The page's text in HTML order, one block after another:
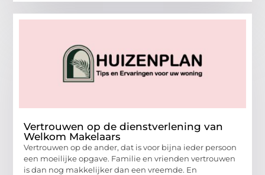
Vertrouwen op de dienstverlening van
Welkom Makelaars
Vertrouwen op de ander, dat is voor bijna ieder persoon
een moeilijke opgave. Familie en vrienden vertrouwen
is dan nog makkelijker dan een vreemde. En